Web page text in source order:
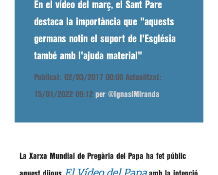
En el vídeo del març, el Sant Pare
destaca la importància que "aquests
germans notin el suport de l'Església
també amb l'ajuda material"
Publicat: 02/03/2017 00:00 Actualitzat:
15/01/2022 09:12 per @IgnasiMiranda
La Xarxa Mundial de Pregària del Papa ha fet públic